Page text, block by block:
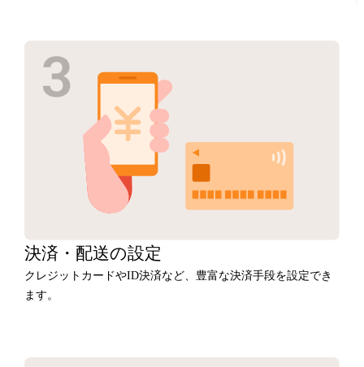
決済・ 配送の設定
クレジットカードやID決済など、豊富な決済手段を設定でき
ます。